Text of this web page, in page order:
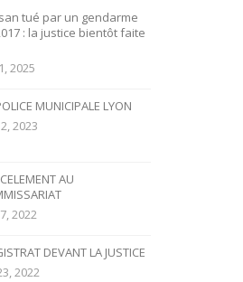
tué par un gendarme
: la justice bientôt faite
2025
MUNICIPALE LYON
2023
AU
2022
DEVANT LA JUSTICE
2022